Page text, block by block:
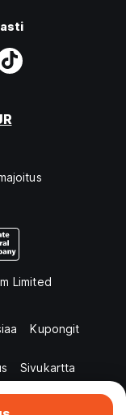
Limited
Kupongit
Sivukartta